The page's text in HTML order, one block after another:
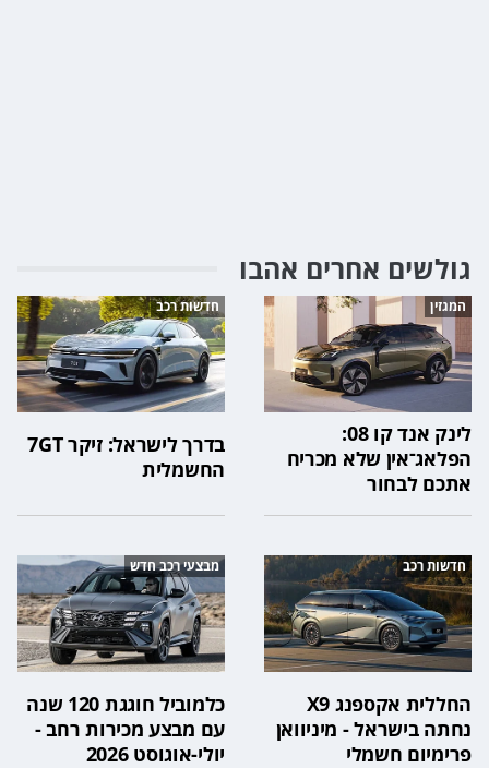
גולשים אחרים אהבו
המגזין
לינק אנד קו 08:
הפלאג־אין שלא מכריח
אתכם לבחור
חדשות רכב
בדרך לישראל: זיקר 7GT
החשמלית
חדשות רכב
החללית אקספנג X9
נחתה בישראל - מיניוואן
פרימיום חשמלי
מבצעי רכב חדש
כלמוביל חוגגת 120 שנה
עם מבצע מכירות רחב -
יולי-אוגוסט 2026